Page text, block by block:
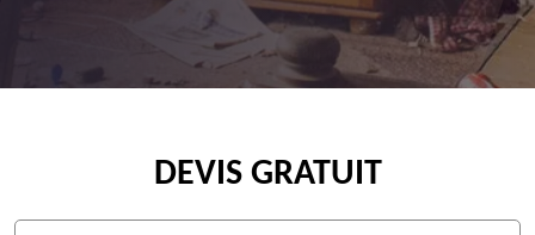
DEVIS GRATUIT